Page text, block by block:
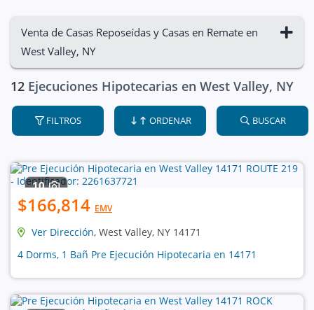
Venta de Casas Reposeídas y Casas en Remate en
West Valley, NY
12 Ejecuciones Hipotecarias en West Valley, NY
FILTROS ORDENAR BUSCAR
10
$166,814 EMV
Ver Dirección, West Valley, NY 14171
4 Dorms, 1 Bañ Pre Ejecución Hipotecaria en 14171